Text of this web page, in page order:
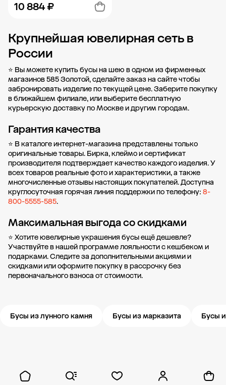
10 884 ₽
Добавить в корзину
Крупнейшая ювелирная сеть в
России
⭐ Вы можете купить бусы на шею в одном из фирменных
магазинов 585 Золотой, сделайте заказ на сайте чтобы
забронировать изделие по текущей цене. Заберите покупку
вближайшем филиале, или выберите бесплатную
курьерскую доставку по Москве и другим городам.
Гарантия качества
⭐ В каталоге интернет-магазина представлены только
оригинальные товары. Бирка, клеймо и сертификат
производителя подтверждает качество каждого изделия. У
всех товаров реальные фото и характеристики, а также
многочисленные отзывы настоящих покупателей. Доступна
круглосуточная горячая линия поддержки по телефону: 8-
800-5555-585.
Максимальная выгода со скидками
⭐ Хотите ювелирные украшения бусы ещё дешевле?
Участвуйте в нашейпрограмме лояльностис кешбеком и
подарками. Следите за дополнительнымиакциями и
скидкамиили оформитепокупку в рассрочкубез
первоначального взноса от стоимости.
Бусы из лунного камня Бусы из марказита Бусы